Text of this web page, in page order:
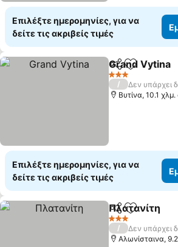
Επιλέξτε ημερομηνίες, για να
δείτε τις ακριβείς τιμές
Κοινοποίηση
Προσθήκη
Grand Vytina
3 Αστέρια
/
Δεν υπάρχει
Βυτίνα, 10.1 χλμ.
Επιλέξτε ημερομηνίες, για να
δείτε τις ακριβείς τιμές
Κοινοποίηση
Προσθήκη
Πλατανίτη
3 Αστέρια
/
Δεν υπάρχει
Αλωνίσταινα,